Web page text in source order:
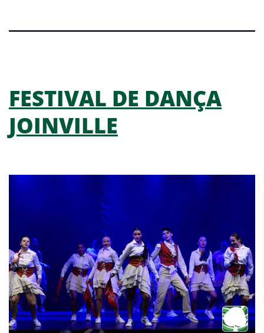
FESTIVAL DE DANÇA
JOINVILLE